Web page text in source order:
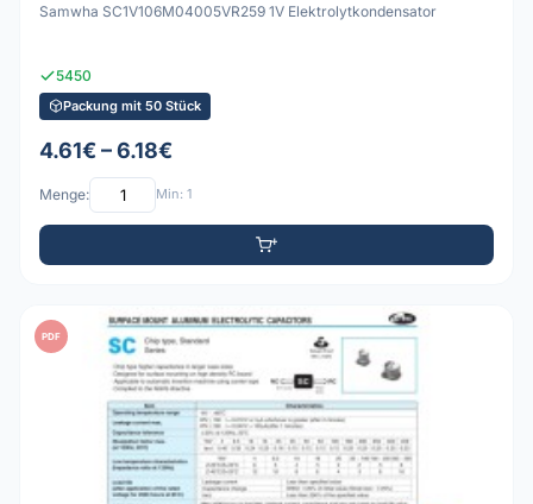
Samwha SC1V106M04005VR259 1V Elektrolytkondensator
5450
Packung mit 50 Stück
4.61€ – 6.18€
Menge: Min: 1
PDF